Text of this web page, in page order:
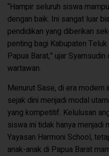
“Hampir seluruh siswa
dengan baik. Ini sangat luar
pendidikan yang diberikan
penting bagi Kabupaten
Papua Barat,” ujar
wartawan.
Menurut Sase, di era modern
sejak dini menjadi modal
yang kompetitif. Kelulusan
siswa ini tidak hanya menjadi
Yayasan Harmoni School,
anak-anak di Papua Barat